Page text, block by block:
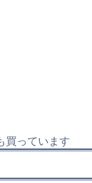
買っています